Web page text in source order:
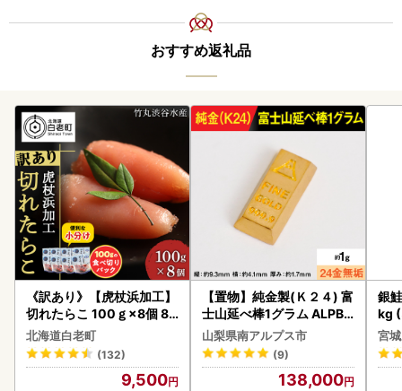
おすすめ返礼品
《訳あり》【虎杖浜加工】
切れたらこ 100ｇ×8個 80
0g AK081
北海道白老町
(132)
9,500
【置物】純金製(Ｋ２４) 富
士山延べ棒1グラム ALPBK
180
山梨県南アルプス市
(9)
138,000
銀
kg
宮